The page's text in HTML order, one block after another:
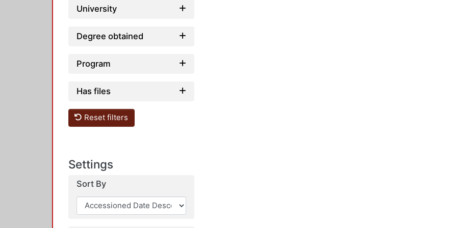
University
Degree obtained
Program
Has files
Reset filters
Settings
Sort By